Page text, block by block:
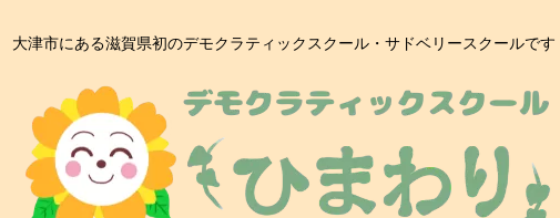
大津市にある滋賀県初のデモクラティックスクール・サドベリースクールです